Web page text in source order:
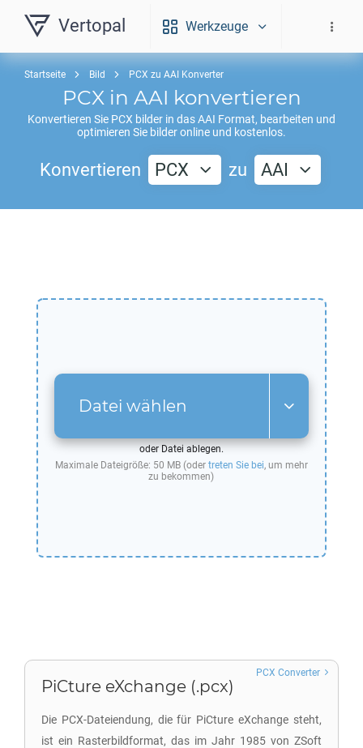
Vertopal Werkzeuge
Startseite Bild PCX zu AAI Konverter
PCXin AAI konvertieren
Konvertieren Sie PCX bilder in dasAAI Format, bearbeiten und
optimieren Sie bilder online und kostenlos.
Konvertieren PCX zu AAI
Datei wählen
oder Datei ablegen.
Maximale Dateigröße: 50 MB (oder treten Sie bei, um mehr
zu bekommen)
PiCture eXchange (.pcx)
Die PCX-Dateiendung, die für PiCture eXchange steht,
ist ein Rasterbildformat, das im Jahr 1985 von ZSoft
PCX Converter